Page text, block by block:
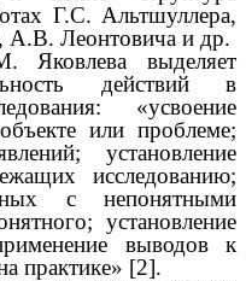
Г.С. Альтшуллера,
Леонтовича и др.
выделяет
действий в
«усвоение
или проблеме;
установление
исследованию;
с непонятными
установление
выводов к
практике» [2].